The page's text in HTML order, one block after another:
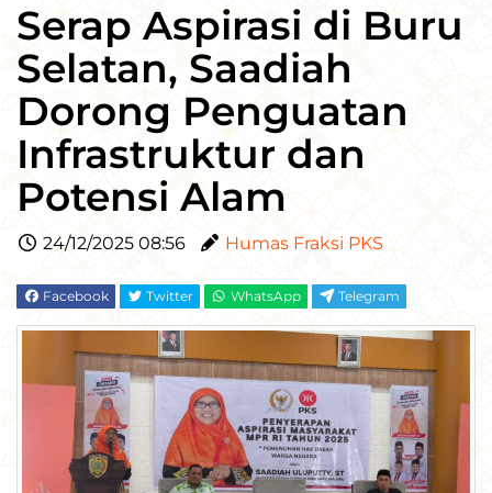
Serap Aspirasi di Buru
Selatan, Saadiah
Dorong Penguatan
Infrastruktur dan
Potensi Alam
24/12/2025 08:56 Humas Fraksi PKS
Facebook Twitter WhatsApp Telegram